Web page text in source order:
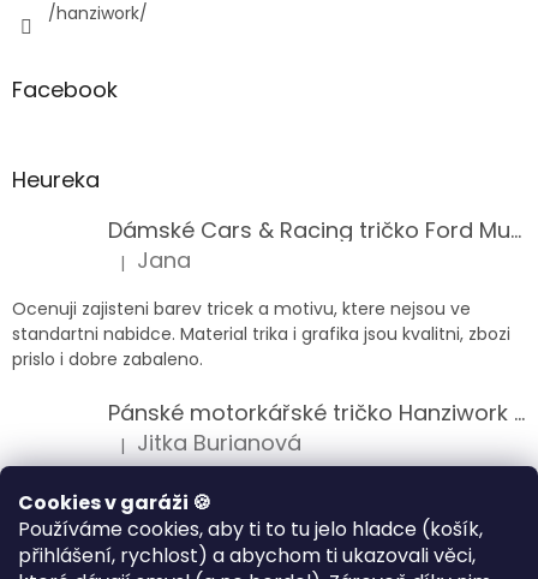
Cookies v garáži 🍪
Používáme cookies, aby ti to tu jelo hladce (košík,
přihlášení, rychlost) a abychom ti ukazovali věci,
/hanziwork/
Facebook
Heureka
Dámské Cars & Racing tričko Ford Mustang 5. generace
Hodnocení produktu je 5 z 5 hvězdiček.
| Jana
Ocenuji zajisteni barev tricek a motivu, ktere nejsou ve
standartni nabidce. Material trika i grafika jsou kvalitni, zbozi
prislo i dobre zabaleno.
Pánské motorkářské tričko Hanziwork Custom Bobber
Hodnocení produktu je 5 z 5 hvězdiček.
| Jitka Burianová
Splnil očekávání na jedničku